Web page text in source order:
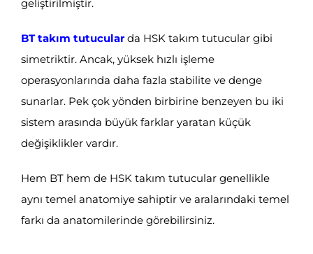
geliştirilmiştir.
BT takım tutucularda HSK takım tutucular gibi
simetriktir. Ancak, yüksek hızlı işleme
operasyonlarında daha fazla stabilite ve denge
sunarlar. Pek çok yönden birbirine benzeyen bu iki
sistem arasında büyük farklar yaratan küçük
değişiklikler vardır.
Hem BT hem de HSK takım tutucular genellikle
aynı temel anatomiye sahiptir ve aralarındaki temel
farkı da anatomilerinde görebilirsiniz.